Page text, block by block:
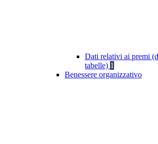
Dati relativi ai premi
tabelle) 1
Benessere organizzativo